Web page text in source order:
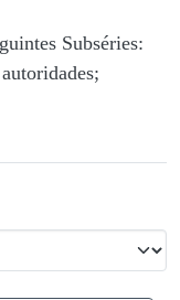
Subséries: